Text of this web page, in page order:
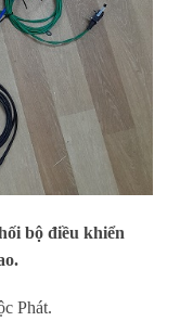
bộ điều khiển
Phát.